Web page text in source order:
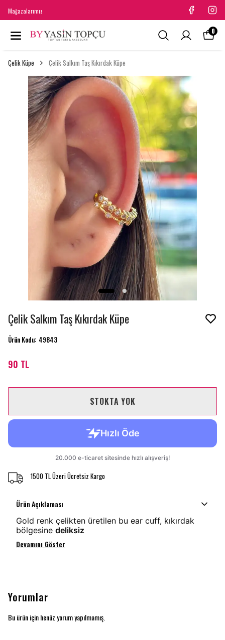
Mağazalarımız
0
Çelik Küpe Çelik Salkım Taş Kıkırdak Küpe
Çelik Salkım Taş Kıkırdak Küpe
Ürün Kodu: 49843
90 TL
STOKTA YOK
1500 TL Üzeri Ücretsiz Kargo
Ürün Açıklaması
Gold renk çelikten üretilen bu ear cuff, kıkırdak
bölgesine deliksiz
Devamını Göster
Yorumlar
Bu ürün için henüz yorum yapılmamış.